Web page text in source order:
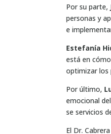
Por su parte,
personas y
e
Estefanía
está en
optimizar los
Por último,
emocional
se servicios
El Dr.